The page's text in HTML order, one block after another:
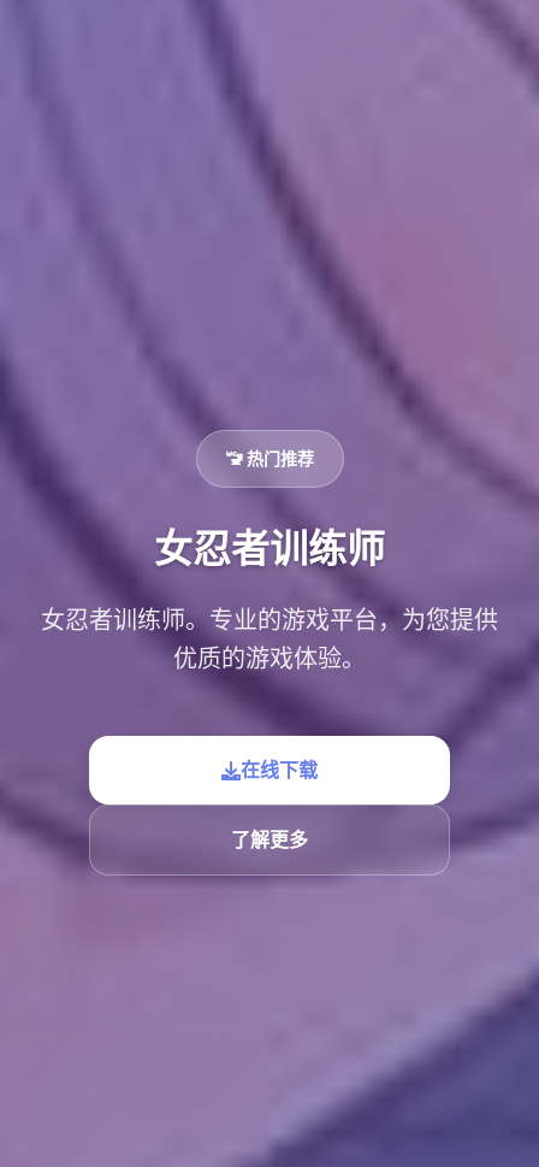
🚾 热门推荐
女忍者训练师
女忍者训练师。专业的游戏平台，为您提供
优质的游戏体验。
在线下载
了解更多